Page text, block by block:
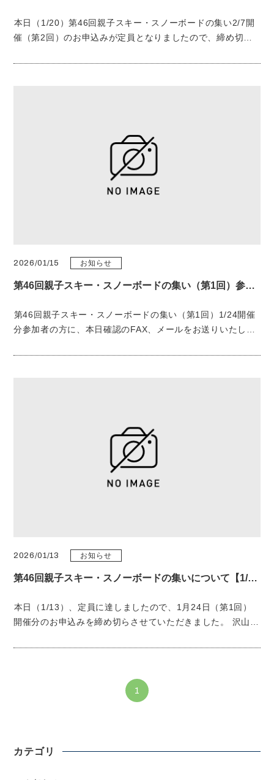
本日（1/20）第46回親子スキー・スノーボードの集い2/7開
催（第2回）のお申込みが定員となりましたので、締め切り
参加者の方には、今月末ごろに確認のFAXまたはメールをお
2026/01/15 お知らせ
第46回親子スキー・スノーボードの集い（第1回）参加者の皆様
第46回親子スキー・スノーボードの集い（第1回）1/24開催
分参加者の方に、本日確認のFAX、メールをお送りいたしま
1/19（月）までにご連絡ください。 また、キャンセルの場合
2026/01/13 お知らせ
第46回親子スキー・スノーボードの集いについて【1/24開催分のお申込みについて】
本日（1/13）、定員に達しましたので、1月24日（第1回）
開催分のお申込みを締め切らさせていただきました。 沢山の
録メールへ、FAXの方は記入のFAX番号の方へ確認のためお
た、Web申込された方で記入もれ等があった場合、個別に質
問をメールへお送りすることがありますので、確認をお願い
1
カテゴリ